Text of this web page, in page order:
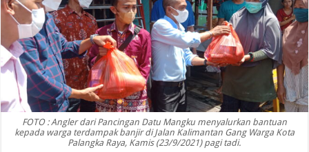
FOTO : Angler dari Pancingan Datu Mangku menyalurkan bantuan
kepada warga terdampak banjir di Jalan Kalimantan Gang Warga Kota
Palangka Raya, Kamis (23/9/2021) pagi tadi.